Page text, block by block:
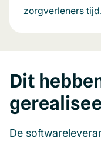
zorgverleners tijd.
Dit
De